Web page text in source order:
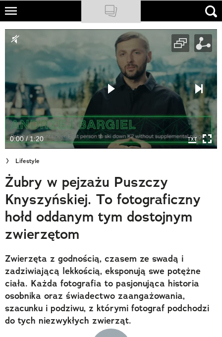
Skip
main
content
NATIONAL GEOGRAPHIC
TRAVELER
PODCASTY
Sklep
Newsletter
Cuda Polski
Wielki Konkurs Fotograficzny
Trendbook Podróżniczy
Polecane
0:00 / 1:20
Lifestyle
Żubry w pejzażu Puszczy
Knyszyńskiej. To fotograficzny
hołd oddanym tym dostojnym
zwierzętom
Zwierzęta z godnością, czasem ze swadą i
zadziwiającą lekkością, eksponują swe potężne
ciała. Każda fotografia to pasjonująca historia
osobnika oraz świadectwo zaangażowania,
szacunku i podziwu, z którymi fotograf podchodzi
do tych niezwykłych zwierząt.